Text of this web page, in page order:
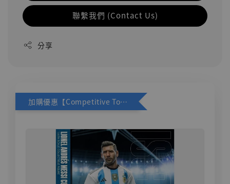
聯繫我們 (Contact Us)
分享
加購優惠【Competitive Toys 梅西 [CM001]】